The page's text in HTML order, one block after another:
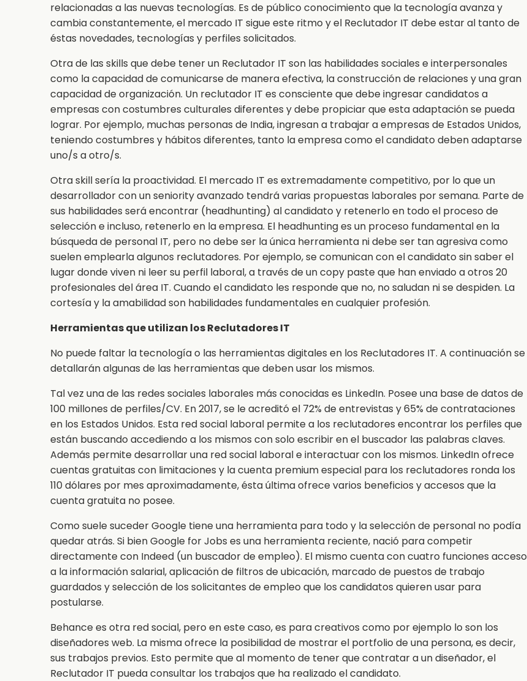
relacionadas a las nuevas tecnologías. Es de público conocimiento que la tecnología avanza y
cambia constantemente, el mercado IT sigue este ritmo y el Reclutador IT debe estar al tanto de
éstas novedades, tecnologías y perfiles solicitados.
Otra de las skills que debe tener un Reclutador IT son las habilidades sociales e interpersonales
como la capacidad de comunicarse de manera efectiva, la construcción de relaciones y una gran
capacidad de organización. Un reclutador IT es consciente que debe ingresar candidatos a
empresas con costumbres culturales diferentes y debe propiciar que esta adaptación se pueda
lograr. Por ejemplo, muchas personas de India, ingresan a trabajar a empresas de Estados Unidos,
teniendo costumbres y hábitos diferentes, tanto la empresa como el candidato deben adaptarse
uno/s a otro/s.
Otra skill sería la proactividad. El mercado IT es extremadamente competitivo, por lo que un
desarrollador con un seniority avanzado tendrá varias propuestas laborales por semana. Parte de
sus habilidades será encontrar (headhunting) al candidato y retenerlo en todo el proceso de
selección e incluso, retenerlo en la empresa. El headhunting es un proceso fundamental en la
búsqueda de personal IT, pero no debe ser la única herramienta ni debe ser tan agresiva como
suelen emplearla algunos reclutadores. Por ejemplo, se comunican con el candidato sin saber el
lugar donde viven ni leer su perfil laboral, a través de un copy paste que han enviado a otros 20
profesionales del área IT. Cuando el candidato les responde que no, no saludan ni se despiden. La
cortesía y la amabilidad son habilidades fundamentales en cualquier profesión.
Herramientas que utilizan los Reclutadores IT
No puede faltar la tecnología o las herramientas digitales en los Reclutadores IT. A continuación se
detallarán algunas de las herramientas que deben usar los mismos.
Tal vez una de las redes sociales laborales más conocidas es LinkedIn. Posee una base de datos de
100 millones de perfiles/CV. En 2017, se le acreditó el 72% de entrevistas y 65% de contrataciones
en los Estados Unidos. Esta red social laboral permite a los reclutadores encontrar los perfiles que
están buscando accediendo a los mismos con solo escribir en el buscador las palabras claves.
Además permite desarrollar una red social laboral e interactuar con los mismos. LinkedIn ofrece
cuentas gratuitas con limitaciones y la cuenta premium especial para los reclutadores ronda los
110 dólares por mes aproximadamente, ésta última ofrece varios beneficios y accesos que la
cuenta gratuita no posee.
Como suele suceder Google tiene una herramienta para todo y la selección de personal no podía
quedar atrás. Si bien Google for Jobs es una herramienta reciente, nació para competir
directamente con Indeed (un buscador de empleo). El mismo cuenta con cuatro funciones acceso
a la información salarial, aplicación de filtros de ubicación, marcado de puestos de trabajo
guardados y selección de los solicitantes de empleo que los candidatos quieren usar para
postularse.
Behance es otra red social, pero en este caso, es para creativos como por ejemplo lo son los
diseñadores web. La misma ofrece la posibilidad de mostrar el portfolio de una persona, es decir,
sus trabajos previos. Esto permite que al momento de tener que contratar a un diseñador, el
Reclutador IT pueda consultar los trabajos que ha realizado el candidato.